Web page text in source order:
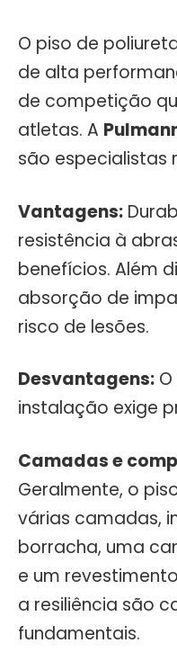
O piso de
de alta
de competição
atletas. A
são especialistas
Vantagens:
resistência à
benefícios. Além
absorção de
risco de lesões.
Desvantagens:
instalação exige
Camadas e
Geralmente, o
várias camadas,
borracha, uma
e um
a resiliência são
fundamentais.